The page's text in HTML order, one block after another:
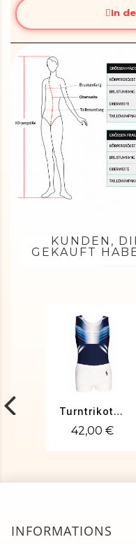
In
KUNDEN,
GEKAUFT
Turntrikot MARIUS-01
42,00 €
INFORMATIONS